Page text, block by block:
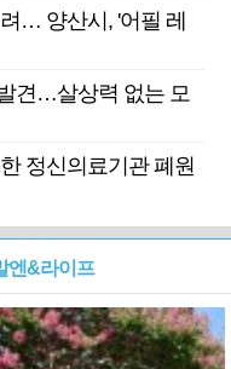
… 양산시, '어필 레
견…살상력 없는 모
정신의료기관 폐원
엔&라이프